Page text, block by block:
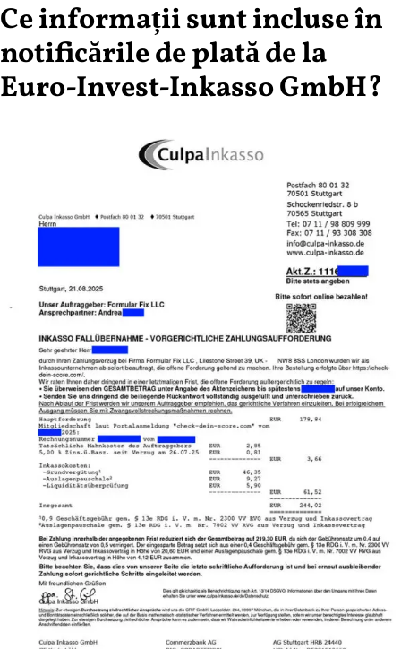
Ce informații sunt incluse în
notificările de plată de la
Euro-Invest-Inkasso GmbH?